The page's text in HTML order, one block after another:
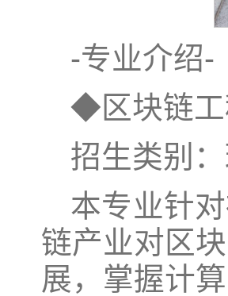
-专业介绍-
◆区块链
招生类别
本专业针
链产业对区
展，掌握计